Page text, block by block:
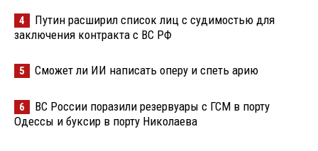
4
Путин расширил список лиц с судимостью для
заключения контракта с ВС РФ
5 Сможет ли ИИ написать оперу и спеть арию
6
ВС России поразили резервуары с ГСМ в порту
Одессы и буксир в порту Николаева